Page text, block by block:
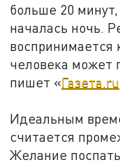
больше 20
началась ночь.
воспринимается
человека может
пишет «Газета.ru
Идеальным
считается
Желание